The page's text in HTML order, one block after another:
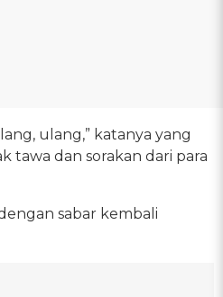
ulang,” katanya yang
tawa dan sorakan dari para
sabar kembali